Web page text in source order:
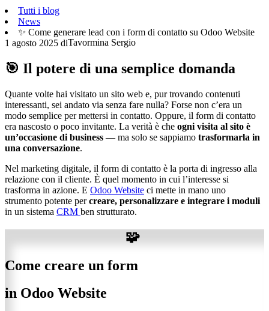
Tutti i blog
News
✨ Come generare lead con i form di contatto su Odoo Website
1 agosto 2025 diTavormina Sergio
🎯 Il potere di una semplice domanda
Quante volte hai visitato un sito web e, pur trovando contenuti
interessanti, sei andato via senza fare nulla? Forse non c’era un
modo semplice per mettersi in contatto. Oppure, il form di contatto
era nascosto o poco invitante. La verità è che ogni visita al sito è
un’occasione di business — ma solo se sappiamo trasformarla in
una conversazione.
Nel marketing digitale, il form di contatto è la porta di ingresso alla
relazione con il cliente. È quel momento in cui l’interesse si
trasforma in azione. E Odoo Website ci mette in mano uno
strumento potente percreare, personalizzare e integrare i moduli
in un sistema CRM ben strutturato.
🧩
Come creare un form
in Odoo Website